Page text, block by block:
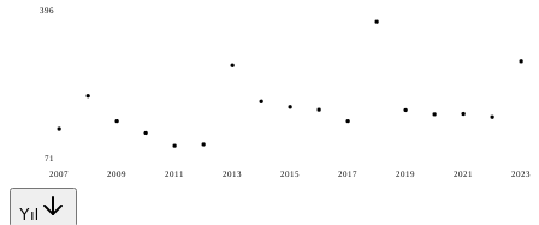
2007 2009 2011 2013 2015 2017 2019 2021 2023
396
71
Yıl